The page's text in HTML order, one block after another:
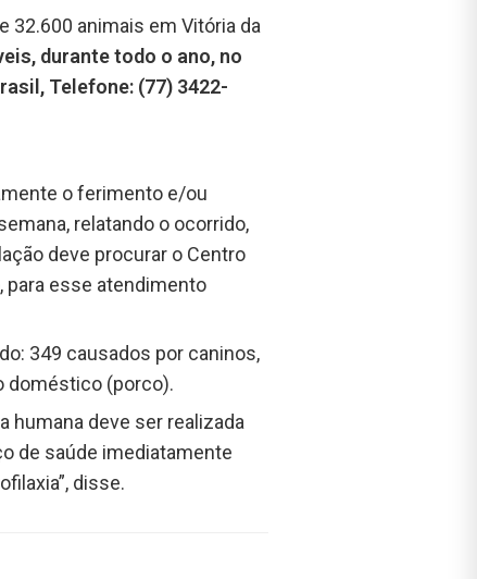
32.600 animais em Vitória da
durante todo o ano, no
Telefone: (77) 3422-
o ferimento e/ou
relatando o ocorrido,
deve procurar o Centro
para esse atendimento
349 causados por caninos,
doméstico (porco).
humana deve ser realizada
de saúde imediatamente
disse.